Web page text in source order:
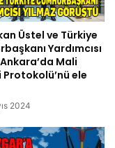
Üstel ve Türkiye
Yardımcısı
Mali
ele
2024